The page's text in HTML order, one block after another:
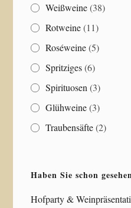
Weißweine (38)
Rotweine (11)
Roséweine (5)
Spritziges (6)
Spirituosen (3)
Glühweine (3)
Traubensäfte (2)
Haben Sie schon
Hofparty &